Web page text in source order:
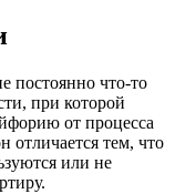
постоянно что-то
при которой
от процесса
тем, что
или не